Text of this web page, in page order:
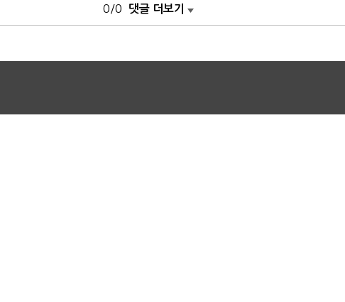
0/0 댓글 더보기